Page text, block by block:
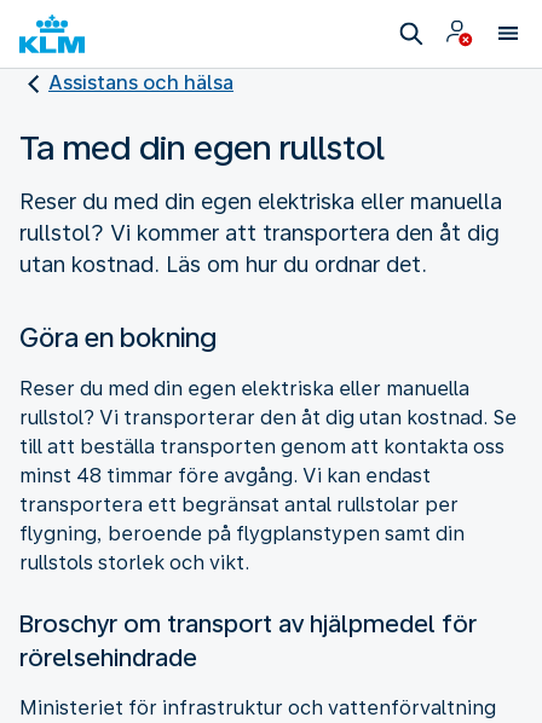
Assistans och hälsa
Ta med din egen rullstol
Reser du med din egen elektriska eller manuella
rullstol? Vi kommer att transportera den åt dig
utan kostnad. Läs om hur du ordnar det.
Göra en bokning
Reser du med din egen elektriska eller manuella
rullstol? Vi transporterar den åt dig utan kostnad. Se
till att beställa transporten genom att kontakta oss
minst 48 timmar före avgång. Vi kan endast
transportera ett begränsat antal rullstolar per
flygning, beroende på flygplanstypen samt din
rullstols storlek och vikt.
Broschyr om transport av hjälpmedel för
rörelsehindrade
Ministeriet för infrastruktur och vattenförvaltning